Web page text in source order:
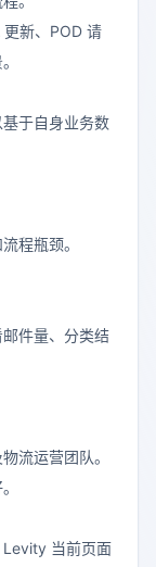
新、POD 请
于自身业务数
程瓶颈。
件量、分类结
流运营团队。
Levity 当前页面